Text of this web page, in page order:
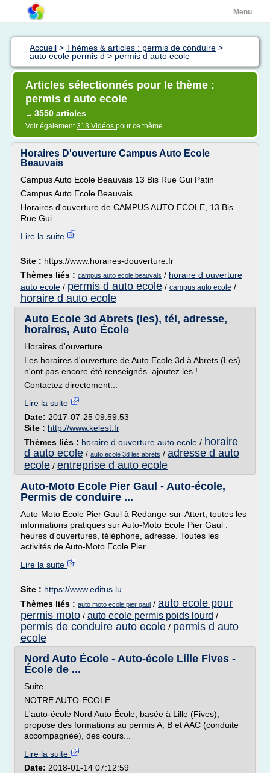
Menu
Accueil > Thèmes & articles : permis de conduire >
auto ecole permis d > permis d auto ecole
Articles sélectionnés pour le thème :
permis d auto ecole
→ 3550 articles
Voir également313 Vidéos pour ce thème
Horaires D'ouverture Campus Auto Ecole
Beauvais
Campus Auto Ecole Beauvais 13 Bis Rue Gui Patin
Campus Auto Ecole Beauvais
Horaires d'ouverture de CAMPUS AUTO ECOLE, 13 Bis
Rue Gui...
Lire la suite
Site : https://www.horaires-douverture.fr
Thèmes liés : campus auto ecole beauvais / horaire d ouverture
auto ecole / permis d auto ecole / campus auto ecole /
horaire d auto ecole
Auto Ecole 3d Abrets (les), tél, adresse,
horaires, Auto École
Horaires d'ouverture
Les horaires d'ouverture de Auto Ecole 3d à Abrets (Les)
n'ont pas encore été renseignés. ajoutez les !
Contactez directement...
Lire la suite
Date: 2017-07-25 09:59:53
Site : http://www.kelest.fr
Thèmes liés : horaire d ouverture auto ecole / horaire
d auto ecole / auto ecole 3d les abrets / adresse d auto
ecole / entreprise d auto ecole
Auto-Moto Ecole Pier Gaul - Auto-école,
Permis de conduire ...
Auto-Moto Ecole Pier Gaul à Redange-sur-Attert, toutes les
informations pratiques sur Auto-Moto Ecole Pier Gaul :
heures d'ouvertures, téléphone, adresse. Toutes les
activités de Auto-Moto Ecole Pier...
Lire la suite
Site : https://www.editus.lu
Thèmes liés : auto moto ecole pier gaul / auto ecole pour
permis moto / auto ecole permis poids lourd /
permis de conduire auto ecole / permis d auto
ecole
Nord Auto École - Auto-école Lille Fives -
École de ...
Suite...
NOTRE AUTO-ECOLE :
L'auto-école Nord Auto École, basée à Lille (Fives),
propose des formations au permis A, B et AAC (conduite
accompagnée), des cours...
Lire la suite
Date: 2018-01-14 07:12:59